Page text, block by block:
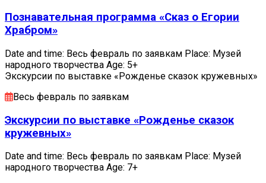
Познавательная программа «Сказ о Егории
Храбром»
Date and time: Весь февраль по заявкам Place: Музей
народного творчества Age: 5+
Экскурсии по выставке «Рожденье сказок кружевных»
Весь февраль по заявкам
Экскурсии по выставке «Рожденье сказок
кружевных»
Date and time: Весь февраль по заявкам Place: Музей
народного творчества Age: 7+